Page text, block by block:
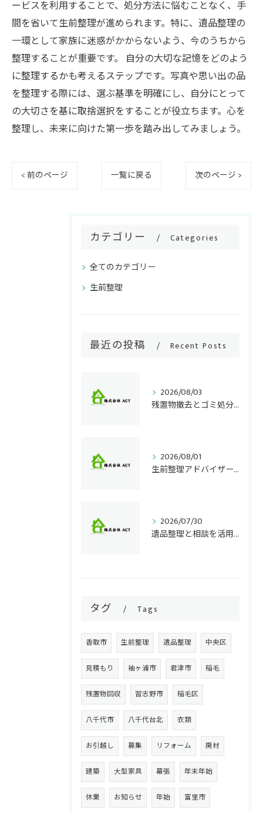
ービスを利用することで、処分方法に悩むことなく、手
間を省いて生前整理が進められます。特に、遺品整理の
一環として家族に迷惑がかからないよう、今のうちから
整理することが重要です。 自分の大切な記憶をどのよう
に整理するかも考えるステップです。写真や思い出の品
を整理する際には、選ぶ基準を明確にし、自分にとって
の大切さを基に取捨選択をすることが役立ちます。心を
整理し、未来に向けた第一歩を踏み出してみましょう。
< 前のページ 一覧に戻る 次のページ >
カテゴリー Categories
全てのカテゴリー
生前整理
最近の投稿 Recent Posts
2026/08/03
残置物撤去とゴミ処分千葉県で失敗しない正しい手順と費用負担のポイント
2026/08/01
生前整理アドバイザー資格と東京都での学び方徹底ガイド
2026/07/30
遺品整理と相談を活用して千葉県で安心できる整理の進め方と失敗しない選択ポイント
タグ Tags
香取市 生前整理 遺品整理 中央区
見積もり 袖ヶ浦市 君津市 稲毛
残置物回収 習志野市 稲毛区
八千代市 八千代台北 衣類
お引越し 募集 リフォーム 廃材
建築 大型家具 幕張 年末年始
休業 お知らせ 年始 富里市